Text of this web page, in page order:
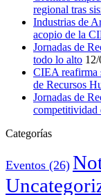
regional tras
Industrias de
acopio de la
Jornadas de
todo lo alto
CIEA reafirma
de Recursos
Jornadas de
competitividad
Categorías
Eventos (26)